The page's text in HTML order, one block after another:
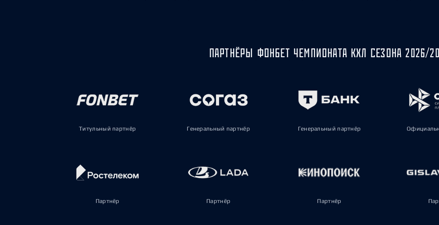
ПАРТНЁРЫ ФОНБЕТ ЧЕМПИОНАТА КХЛ СЕЗОНА 2026/
Титульный партнёр Генеральный партнёр Генеральный партнёр
Партнёр Партнёр Партнёр